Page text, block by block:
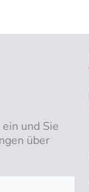
und Sie
über